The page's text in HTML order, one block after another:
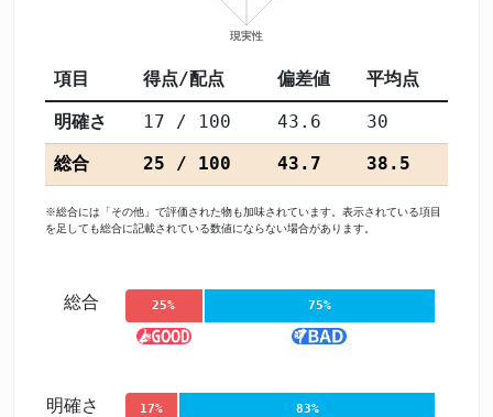
項目 得点/配点 偏差値 平均点
明確さ 17 / 100 43.6
30
総合
25 / 100 43.7 38.5
※総合には「その他」で評価された物も加味されています。表示されている項目
を足しても総合に記載されている数値にならない場合があります。
総合 25% 75%
明確さ 17% 83%